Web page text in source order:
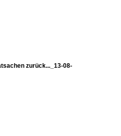
zurück..._13-08-